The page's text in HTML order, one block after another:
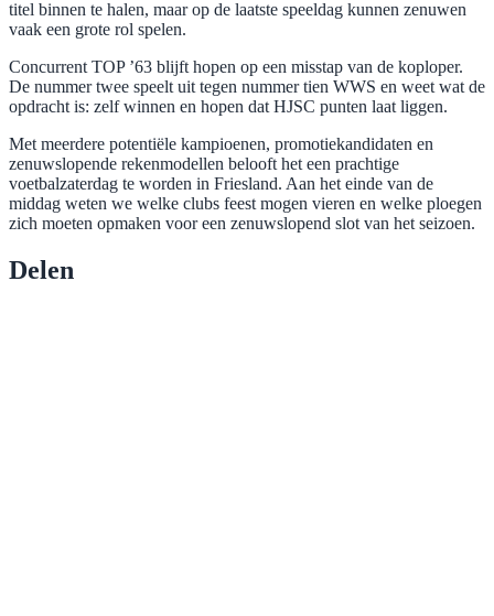
titel binnen te halen, maar op de laatste speeldag kunnen zenuwen
vaak een grote rol spelen.
Concurrent TOP ’63 blijft hopen op een misstap van de koploper.
De nummer twee speelt uit tegen nummer tien WWS en weet wat de
opdracht is: zelf winnen en hopen dat HJSC punten laat liggen.
Met meerdere potentiële kampioenen, promotiekandidaten en
zenuwslopende rekenmodellen belooft het een prachtige
voetbalzaterdag te worden in Friesland. Aan het einde van de
middag weten we welke clubs feest mogen vieren en welke ploegen
zich moeten opmaken voor een zenuwslopend slot van het seizoen.
Delen